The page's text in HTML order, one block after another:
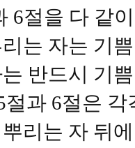
6절을 다 같
는 자는 기
반드시 기
절과 6절은
리는 자 뒤